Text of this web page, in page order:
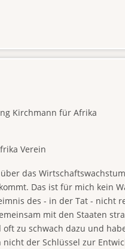
Kirchmann für Afrika
Verein
das
Das ist für mich kein
des - in der Tat -
mit den Staaten
zu schwach dazu und
der Schlüssel zur